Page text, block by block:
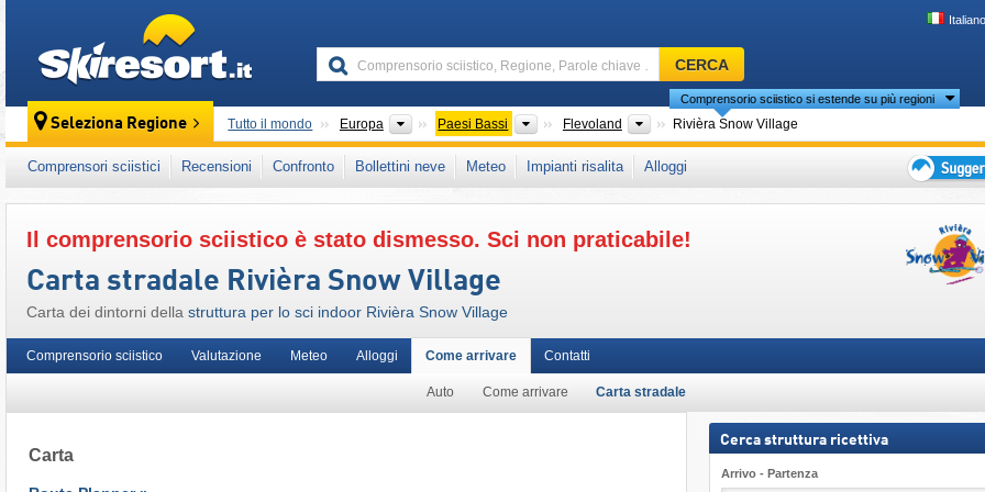
Italiano
Comprensorio
sciistico,
Regione,
Parole
chiave
…
CERCA
Seleziona Regione Tutto il mondo Europa Continenti
Paesi Bassi PaesiFlevoland Province
Comprensorio sciistico si estende su più regioni
Rivièra Snow Village
Questo comprensorio sciistico è presente anche in: Olanda Orientale Benelux Unione Europea
Comprensori sciistici Recensioni Confronto Bollettini neve Meteo Impianti risalita
Alloggi
vacanza
sciistica
Il comprensorio sciistico è stato dismesso. Sci non praticabile!
Carta stradale Rivièra Snow Village
Carta dei dintorni della struttura per lo sci indoor Rivièra Snow Village
Comprensorio sciistico Valutazione Meteo Alloggi Come arrivare
Auto Come arrivare Carta stradale
Contatti
Carta
Cerca struttura ricettiva
Arrivo - Partenza